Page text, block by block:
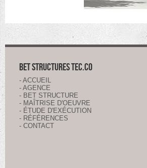
BET STRUCTURES TEC.CO
- ACCUEIL
- AGENCE
- BET STRUCTURE
- MAÎTRISE D'OEUVRE
- ÉTUDE D'EXÉCUTION
- RÉFÉRENCES
- CONTACT